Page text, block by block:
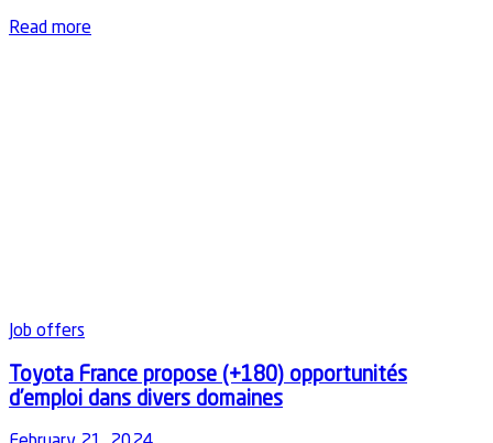
Read moreDetails
Job offers
Toyota France propose (+180) opportunités
d’emploi dans divers domaines